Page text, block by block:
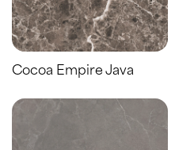
Cocoa Empire Java